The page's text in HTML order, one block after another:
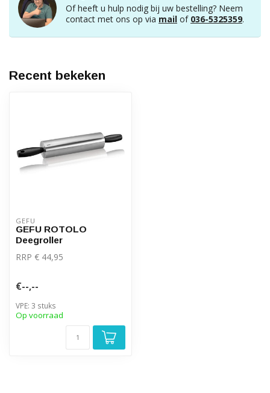
Of heeft u hulp nodig bij uw bestelling? Neem
contact met ons op via mail of 036-5325359.
Recent bekeken
GEFU
GEFU ROTOLO
Deegroller
RRP € 44,95
€--,--
VPE: 3 stuks
Op voorraad